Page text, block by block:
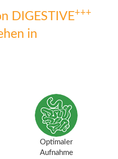
DIGESTIVE+++
in
Optimaler
Aufnahme